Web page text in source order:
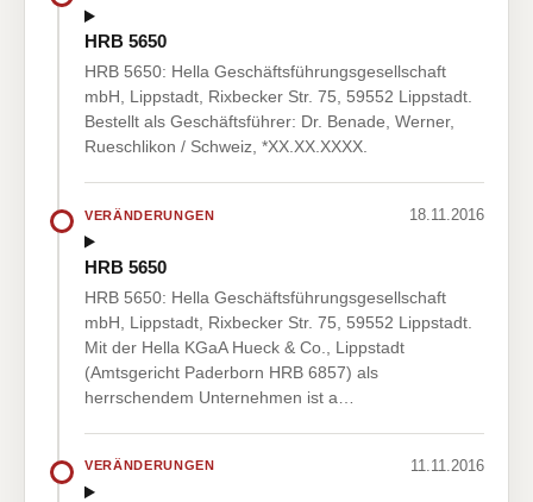
HRB 5650
HRB 5650: Hella Geschäftsführungsgesellschaft
mbH, Lippstadt, Rixbecker Str. 75, 59552 Lippstadt.
Bestellt als Geschäftsführer: Dr. Benade, Werner,
Rueschlikon / Schweiz, *XX.XX.XXXX.
VERÄNDERUNGEN 18.11.2016
HRB 5650
HRB 5650: Hella Geschäftsführungsgesellschaft
mbH, Lippstadt, Rixbecker Str. 75, 59552 Lippstadt.
Mit der Hella KGaA Hueck & Co., Lippstadt
(Amtsgericht Paderborn HRB 6857) als
herrschendem Unternehmen ist a…
VERÄNDERUNGEN 11.11.2016